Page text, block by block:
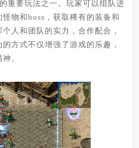
重要玩法之一。玩家可以组队进
物和boss，获取稀有的装备和
人和团队的实力，合作配合，
方式不仅增强了游戏的乐趣，
。